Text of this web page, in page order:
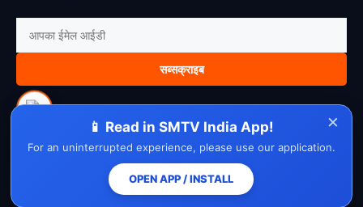
सब्सक्राइब
About UsContact Us DisclaimerPrivacy PolicyCookie Policy
Cancellation PolicyRefund PolicyTerms & Conditions
×
📱 Read in SMTV India App!
For an uninterrupted experience, please use our application.
OPEN APP / INSTALL